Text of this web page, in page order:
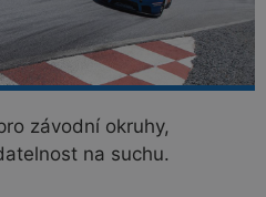
závodní okruhy,
na suchu.